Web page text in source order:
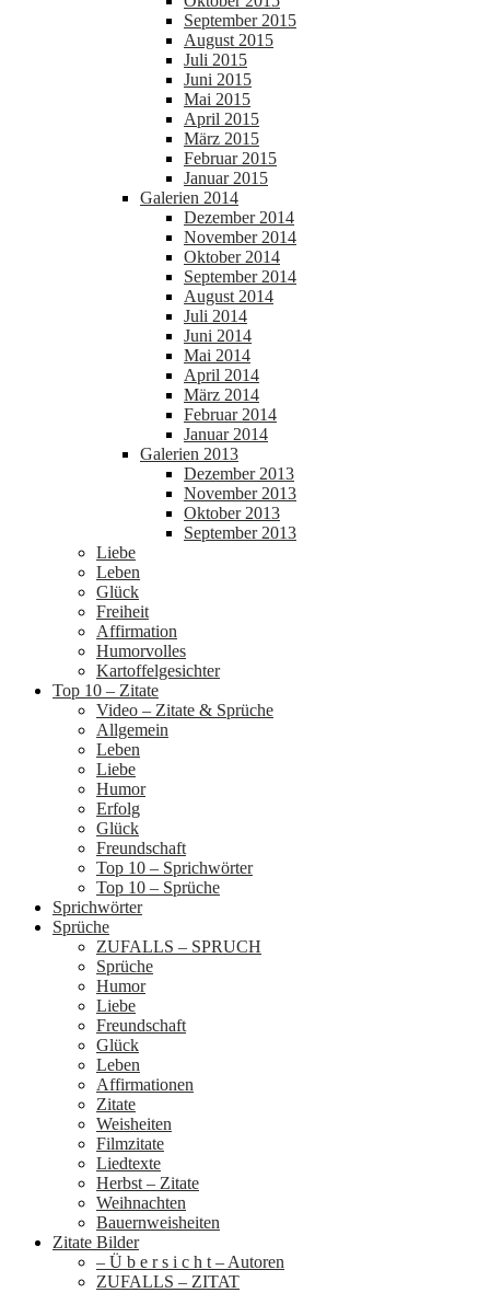
September 2015
August 2015
Juli 2015
Juni 2015
Mai 2015
April 2015
März 2015
Februar 2015
Januar 2015
Galerien 2014
Dezember 2014
November 2014
Oktober 2014
September 2014
August 2014
Juli 2014
Juni 2014
Mai 2014
April 2014
März 2014
Februar 2014
Januar 2014
Galerien 2013
Dezember 2013
November 2013
Oktober 2013
September 2013
Liebe
Leben
Glück
Freiheit
Affirmation
Humorvolles
Kartoffelgesichter
Top 10 – Zitate
Video – Zitate & Sprüche
Allgemein
Leben
Liebe
Humor
Erfolg
Glück
Freundschaft
Top 10 – Sprichwörter
Top 10 – Sprüche
Sprichwörter
Sprüche
ZUFALLS – SPRUCH
Sprüche
Humor
Liebe
Freundschaft
Glück
Leben
Affirmationen
Zitate
Weisheiten
Filmzitate
Liedtexte
Herbst – Zitate
Weihnachten
Bauernweisheiten
Zitate Bilder
– Ü b e r s i c h t – Autoren
ZUFALLS – ZITAT